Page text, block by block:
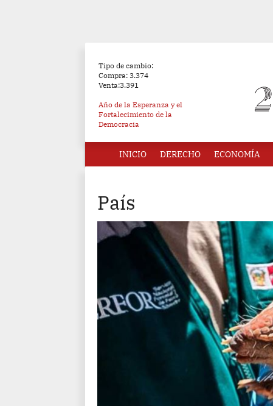
Tipo de cambio:
Compra: 3.374
Venta:3.391
Año de la Esperanza y el
Fortalecimiento de la
Democracia
INICIO DERECHO ECONOMÍA
País